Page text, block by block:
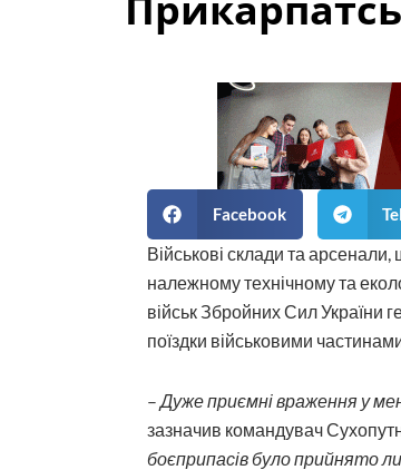
Facebook
Військові склади та
належному технічному та
військ Збройних Сил України
поїздки військовими
– Дуже приємні враження у
зазначив командувач
боєприпасів було прийнято